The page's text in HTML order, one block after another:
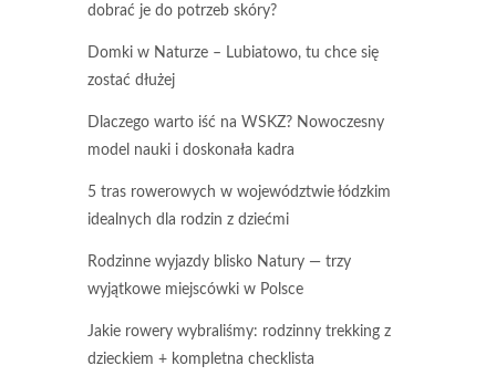
dobrać je do potrzeb skóry?
Domki w Naturze – Lubiatowo, tu chce się
zostać dłużej
Dlaczego warto iść na WSKZ? Nowoczesny
model nauki i doskonała kadra
5 tras rowerowych w województwie łódzkim
idealnych dla rodzin z dziećmi
Rodzinne wyjazdy blisko Natury — trzy
wyjątkowe miejscówki w Polsce
Jakie rowery wybraliśmy: rodzinny trekking z
dzieckiem + kompletna checklista